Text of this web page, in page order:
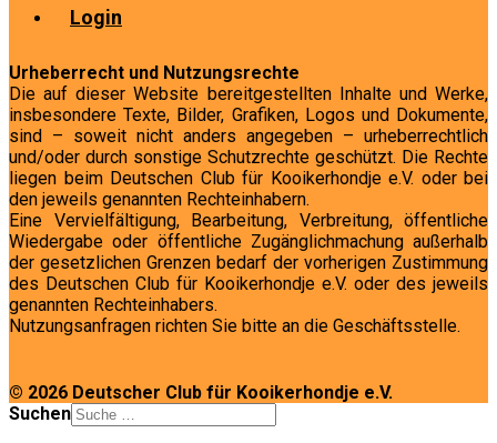
Login
Urheberrecht und Nutzungsrechte
Die auf dieser Website bereitgestellten Inhalte und Werke,
insbesondere Texte, Bilder, Grafiken, Logos und Dokumente,
sind – soweit nicht anders angegeben – urheberrechtlich
und/oder durch sonstige Schutzrechte geschützt. Die Rechte
liegen beim Deutschen Club für Kooikerhondje e.V. oder bei
den jeweils genannten Rechteinhabern.
Eine Vervielfältigung, Bearbeitung, Verbreitung, öffentliche
Wiedergabe oder öffentliche Zugänglichmachung außerhalb
der gesetzlichen Grenzen bedarf der vorherigen Zustimmung
des Deutschen Club für Kooikerhondje e.V. oder des jeweils
genannten Rechteinhabers.
Nutzungsanfragen richten Sie bitte an die Geschäftsstelle.
© 2026 Deutscher Club für Kooikerhondje e.V.
Suchen